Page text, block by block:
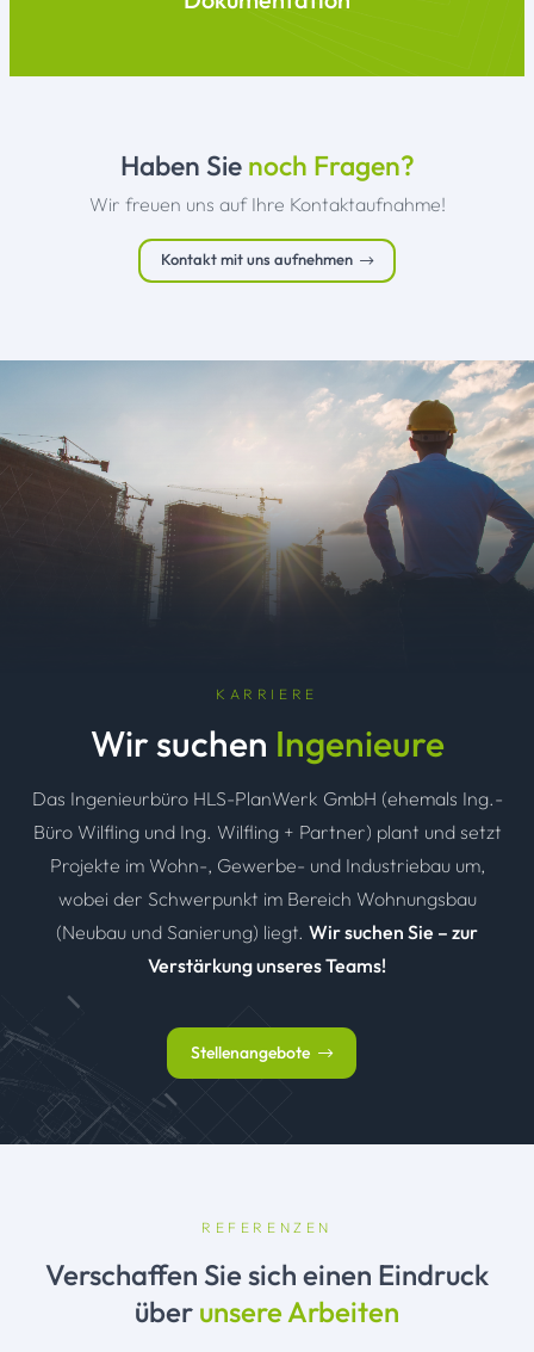
Haben Sie noch Fragen?
Wir freuen uns auf Ihre Kontaktaufnahme!
Kontakt mit uns aufnehmen
KARRIERE
Wir suchen Ingenieure
Das Ingenieurbüro HLS-PlanWerk GmbH (ehemals Ing.-
Büro Wilfling und Ing. Wilfling + Partner) plant und setzt
Projekte im Wohn-, Gewerbe- und Industriebau um,
wobei der Schwerpunkt im Bereich Wohnungsbau
(Neubau und Sanierung) liegt. Wir suchen Sie – zur
Verstärkung unseres Teams!
Stellenangebote
REFERENZEN
Verschaffen Sie sich einen Eindruck
über unsere Arbeiten